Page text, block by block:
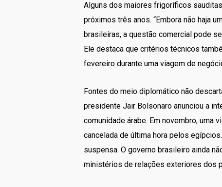
Alguns dos maiores frigoríficos
próximos três anos. “Embora não haja
brasileiras, a questão comercial pode
Ele destaca que critérios técnicos
fevereiro durante uma viagem de
Fontes do meio diplomático não
presidente Jair Bolsonaro anunciou a
comunidade árabe. Em novembro,
cancelada de última hora pelos
suspensa. O governo brasileiro ainda
ministérios de relações exteriores dos